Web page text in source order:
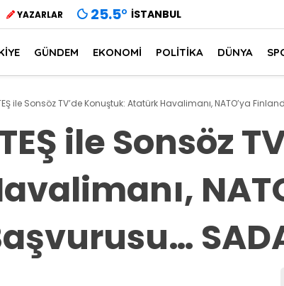
YAZARLAR 25.5° İSTANBUL
GÜNDEM EKONOMİ POLİTİKA DÜNYA
ile Sonsöz TV’de Konuştuk: Atatürk Havalimanı, NATO’ya
ile Sonsöz